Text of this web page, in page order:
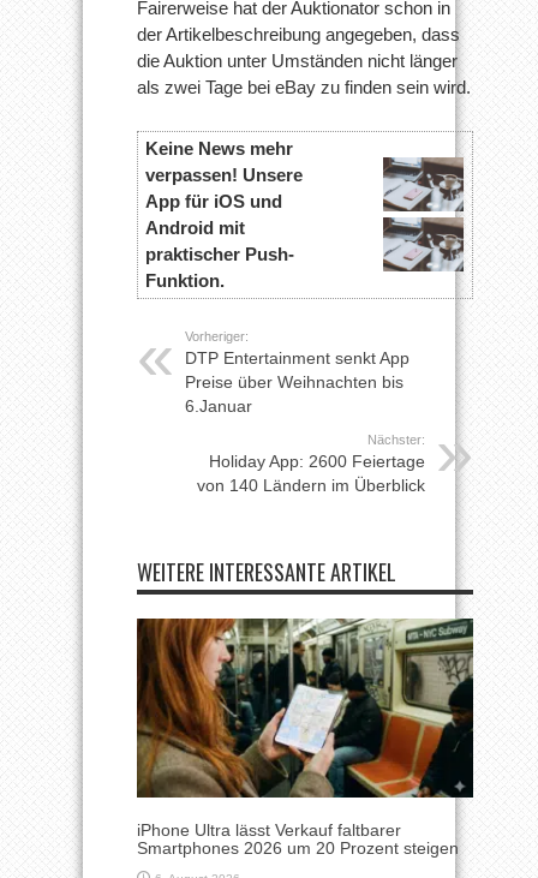
Fairerweise hat der Auktionator schon in
der Artikelbeschreibung angegeben, dass
die Auktion unter Umständen nicht länger
als zwei Tage bei eBay zu finden sein wird.
Keine News mehr
verpassen! Unsere
App für iOS und
Android mit
praktischer Push-
Funktion.
Vorheriger:
DTP Entertainment senkt App
Preise über Weihnachten bis
6.Januar
Nächster:
Holiday App: 2600 Feiertage
von 140 Ländern im Überblick
WEITERE INTERESSANTE ARTIKEL
iPhone Ultra lässt Verkauf faltbarer
Smartphones 2026 um 20 Prozent steigen